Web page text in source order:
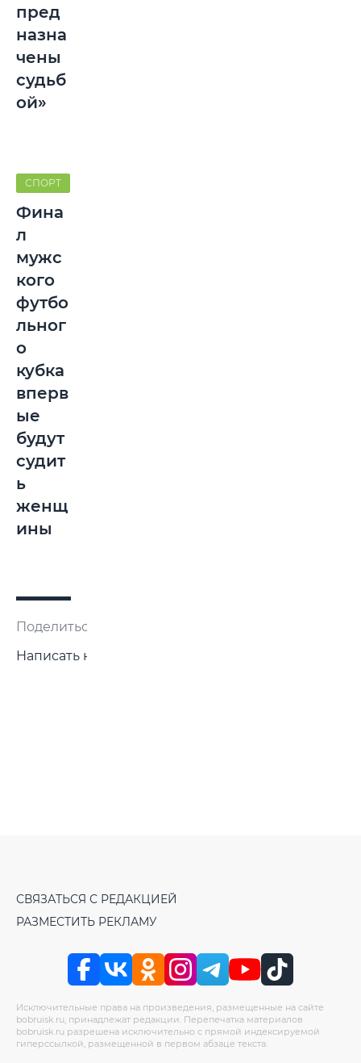
пред
назна
чены
судьб
ой»
СПОРТ
Фина
л
мужс
кого
футбо
льног
о
кубка
вперв
ые
будут
судит
ь
женщ
ины
Поделиться:
Написать нам
СВЯЗАТЬСЯ С РЕДАКЦИЕЙ
РАЗМЕСТИТЬ РЕКЛАМУ
Исключительные права на произведения, размещенные на сайте
bobruisk.ru, принадлежат редакции. Перепечатка материалов
bobruisk.ru разрешена исключительно с прямой индексируемой
гиперссылкой, размещенной в первом абзаце текста.